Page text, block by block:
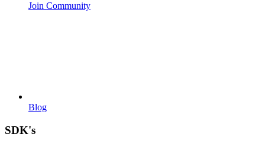
Join Community
Blog
SDK's